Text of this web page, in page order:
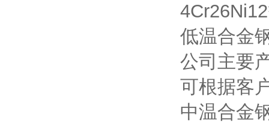
低温合金
公司主要
可根据客
中温合金